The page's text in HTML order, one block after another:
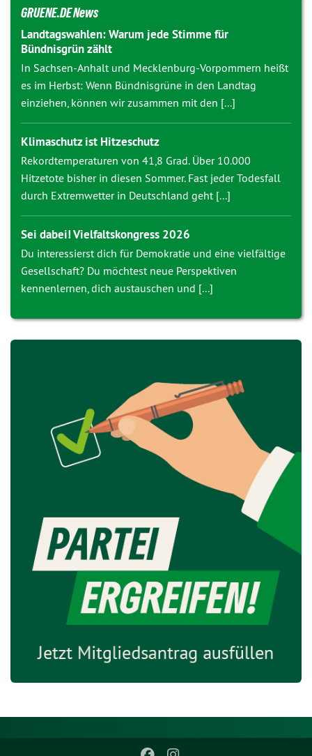
GRUENE.DE News
Landtagswahlen: Warum jede Stimme für
Bündnisgrün zählt
In Sachsen-Anhalt und Mecklenburg-Vorpommern heißt
es im Herbst: Wenn Bündnisgrüne in den Landtag
einziehen, können wir zusammen mit den [...]
Klimaschutz ist Hitzeschutz
Rekordtemperaturen von 41,8 Grad. Über 10.000
Hitzetote bisher in diesen Sommer. Fast jeder Todesfall
durch Extremwetter in Deutschland geht [...]
Sei dabei! Vielfaltskongress 2026
Du interessierst dich für Demokratie und eine vielfältige
Gesellschaft? Du möchtest neue Perspektiven
kennenlernen, dich austauschen und [...]